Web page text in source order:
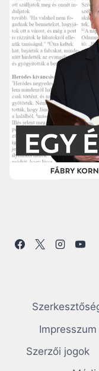
Impresszum
Szerzői jogok